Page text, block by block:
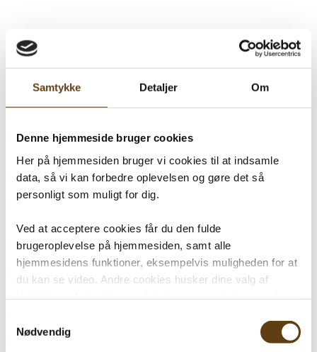
Samtykke Detaljer Om
Denne hjemmeside bruger cookies
Her på hjemmesiden bruger vi cookies til at indsamle
data, så vi kan forbedre oplevelsen og gøre det så
personligt som muligt for dig.
Ved at acceptere cookies får du den fulde
brugeroplevelse på hjemmesiden, samt alle
hjemmesidens funktioner, eksempelvis muligheden for at
du kan se video. Andre cookies husker dine valg af
forbindelse med marketing.
Nødvendig
Solbrillemode
Læs mere
Væsker og tilbehør
Læs mere
Kontaktlinser
Læs mere
Brilleglas
Læs mere
Læs mere